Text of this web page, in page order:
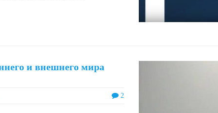
и внешнего мира
2